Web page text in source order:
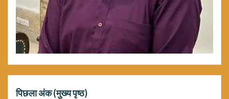
पिछला अंक (मुख्य पृष्ठ)